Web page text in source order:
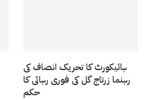
ہائیکورٹ کا تحریک انصاف کی
رہنما زرتاج گل کی فوری رہائی کا
حکم